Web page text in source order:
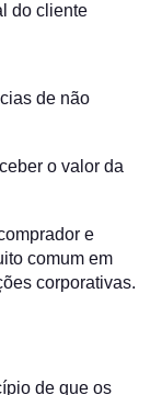
do cliente
de não
o valor da
e
comum em
corporativas.
de que os